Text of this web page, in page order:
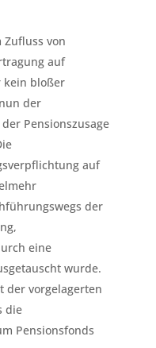
von
auf
kein bloßer
der
Pensionszusage
auf
der
eine
wurde.
der vorgelagerten
die
Pensionsfonds